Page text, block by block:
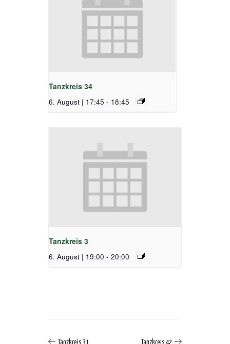
Tanzkreis 34
6. August | 17:45 - 18:45
Tanzkreis 3
6. August | 19:00 - 20:00
Tanzkreis 31 Tanzkreis 42